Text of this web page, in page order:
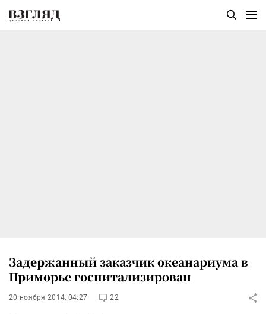
Задержанный заказчик океанариума в
Приморье госпитализирован
20 ноября 2014, 04:27 22